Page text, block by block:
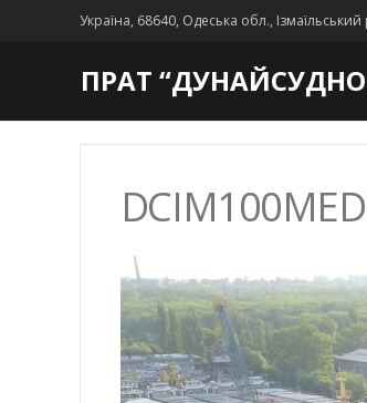
Україна, 68640, Одеська обл.,
ПРАТ